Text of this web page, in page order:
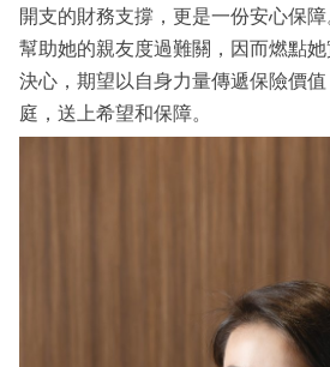
生
活
時
事
開支的財務支撐，更是一份安心保障
幫助她的親友度過難關，因而燃點
決心，期望以自身力量傳遞保險價
庭，送上希望和保障。